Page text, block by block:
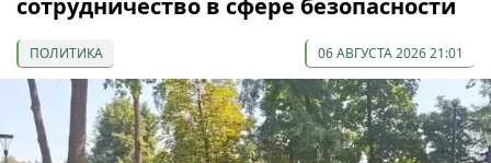
ПОЛИТИКА 06 АВГУСТА 2026 21:01